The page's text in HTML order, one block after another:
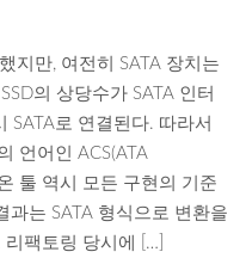
지만, 여전히 SATA 장치는
의 상당수가 SATA 인터
SATA로 연결된다. 따라서
언어인 ACS(ATA
툴 역시 모든 구현의 기준
과는 SATA 형식으로 변환을
팩토링 당시에 […]